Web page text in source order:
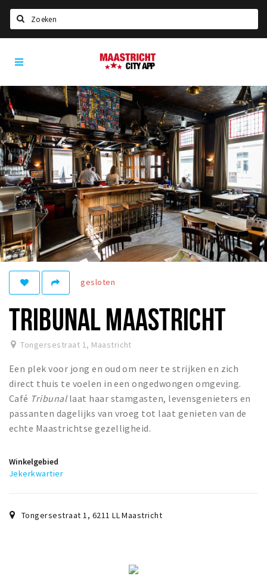
Home
Agenda
Deals
Party pics
Nieuws, interviews & blogs
Eten
Drinken
Slapen
Recreatief
Winkels
Winkelgebieden
Bezienswaardigheden
Musea, theaters & podia
Uitjes & activiteiten
Toeristische routes
Natuurgebieden
Baroniepoorten
Andere City Apps
Inloggen
Maastricht
City
gesloten
TRIBUNAL MAASTRICHT
Tongersestraat 1, Maastricht
Een plek voor jong en oud om neer te strijken en zich
direct thuis te voelen in een ongedwongen omgeving.
Café Tribunal laat haar stamgasten, levensgenieters en
passanten dagelijks van vroeg tot laat genieten van de
echte Maastrichtse gezelligheid.
Winkelgebied
Jekerkwartier
Tongersestraat 1, 6211 LLMaastricht